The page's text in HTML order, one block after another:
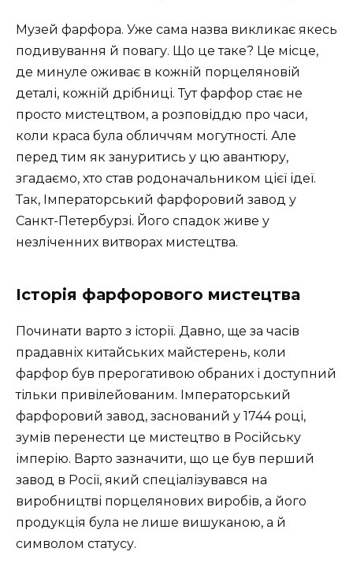
Музей фарфора. Уже сама назва викликає якесь
подивування й повагу. Що це таке? Це місце,
де минуле оживає в кожній порцеляновій
деталі, кожній дрібниці. Тут фарфор стає не
просто мистецтвом, а розповіддю про часи,
коли краса була обличчям могутності. Але
перед тим як зануритись у цю авантюру,
згадаємо, хто став родоначальником цієї ідеї.
Так, Імператорський фарфоровий завод у
Санкт-Петербурзі. Його спадок живе у
незліченних витворах мистецтва.
Історія фарфорового мистецтва
Починати варто з історії. Давно, ще за часів
прадавніх китайських майстерень, коли
фарфор був прерогативою обраних і доступний
тільки привілейованим. Імператорський
фарфоровий завод, заснований у 1744 році,
зумів перенести це мистецтво в Російську
імперію. Варто зазначити, що це був перший
завод в Росії, який спеціалізувався на
виробництві порцелянових виробів, а його
продукція була не лише вишуканою, а й
символом статусу.